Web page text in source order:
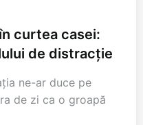
curtea casei:
de distracţie
ne-ar duce pe
de zi ca o groapă